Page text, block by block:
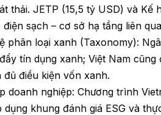
thải. JETP (15,5 tỷ USD) và
sạch – cơ sở hạ tầng liên
phân loại xanh (Taxonomy):
tín dụng xanh; Việt Nam
điều kiện vốn xanh.
doanh nghiệp: Chương trình
dụng khung đánh giá ESG và